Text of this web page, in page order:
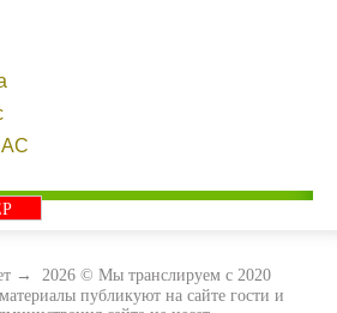
→ 2026 © Мы транслируем с 2020
публикуют на сайте гости и